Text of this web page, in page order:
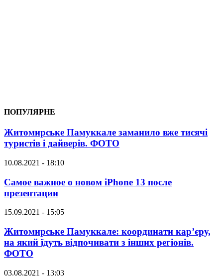
ПОПУЛЯРНЕ
Житомирське Памуккале заманило вже тисячі
туристів і дайверів. ФОТО
10.08.2021 - 18:10
Самое важное о новом iPhone 13 после
презентации
15.09.2021 - 15:05
Житомирське Памуккале: координати кар’єру,
на який їдуть відпочивати з інших регіонів.
ФОТО
03.08.2021 - 13:03